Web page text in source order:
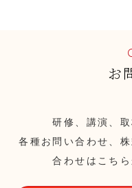
お
研修、講演、
各種お問い合わせ、
合わせはこち